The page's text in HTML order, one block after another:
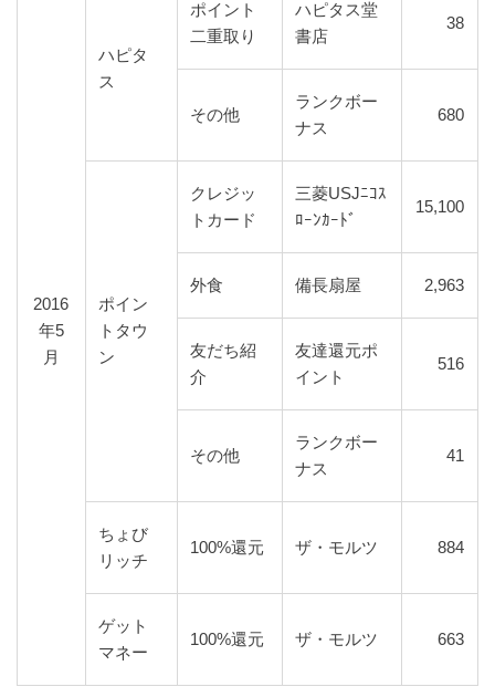
2016
年5
月
ハピタ
ス
ポイント
二重取り
ハピタス堂
書店
38
その他
ランクボー
ナス
680
ポイン
トタウ
ン
クレジッ
トカード
三菱USJﾆｺｽ
ﾛｰﾝｶｰﾄﾞ
15,100
外食 備長扇屋 2,963
友だち紹
介
友達還元ポ
イント
516
その他
ランクボー
ナス
41
ちょび
リッチ
100%還元 ザ・モルツ 884
ゲット
マネー
100%還元 ザ・モルツ 663